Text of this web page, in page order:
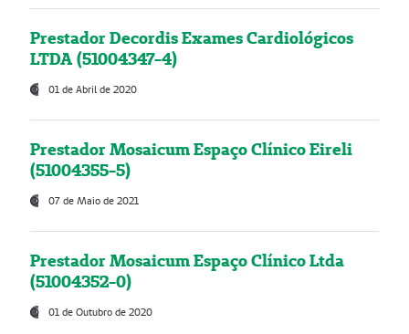
Prestador Decordis Exames Cardiológicos
LTDA (51004347-4)
01 de Abril de 2020
Prestador Mosaicum Espaço Clínico Eireli
(51004355-5)
07 de Maio de 2021
Prestador Mosaicum Espaço Clínico Ltda
(51004352-0)
01 de Outubro de 2020